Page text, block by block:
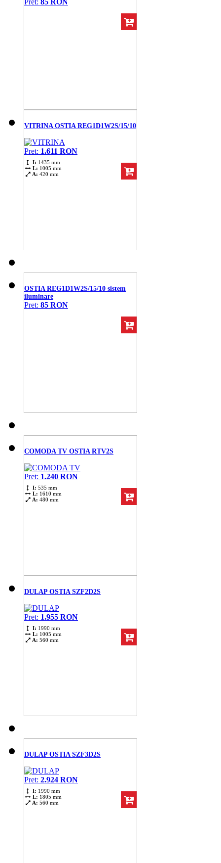
VITRINA OSTIA REG1D1W2S/15/10
Pret: 1.611 RON
I: 1435 mm
L: 1005 mm
A: 420 mm
OSTIA REG1D1W2S/15/10 sistem
iluminare
Pret: 85 RON
COMODA TV OSTIA RTV2S
Pret: 1.240 RON
I: 535 mm
L: 1610 mm
A: 480 mm
DULAP OSTIA SZF2D2S
Pret: 1.955 RON
I: 1990 mm
L: 1005 mm
A: 560 mm
DULAP OSTIA SZF3D2S
Pret: 2.924 RON
I: 1990 mm
L: 1805 mm
A: 560 mm